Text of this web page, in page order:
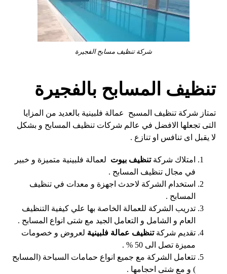
شركة تنظيف مسابح الفجيرة
تنظيف المسابح بالفجيرة
تمتاز شركة تنظيف المسبح عمالة فلبينية بالعديد من المزايا
التى تجعلها الافضل في عالم شركات تنظيف المسابح و بشكل
لا يقبل اى تنافس او تنازع .
امتلاك شركةتنظيف بيوت لعمالة فلبينية متميزة و خبير
في مجال تنظيف المسابح .
استخدام الشركة لاحدث اجهزة و معدات في تنظيف
المسابح .
تدريب الشركة للعمالة الخاصة بها علي كيفية التنظيف
العام و الشامل و التعامل الجيد مع شتى انواع المسابح .
تقديم شركة تنظيف عمالة فلبينية لعروض و خصومات
مميزة تصل الى 50 % .
تتعامل الشركة مع جميع انواع حمامات السباحة (المسابح
) و مع شتى احجامها .